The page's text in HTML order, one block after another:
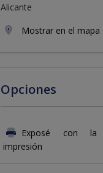
Alicante
Mostrar en el mapa
Opciones
Exposé con
impresión